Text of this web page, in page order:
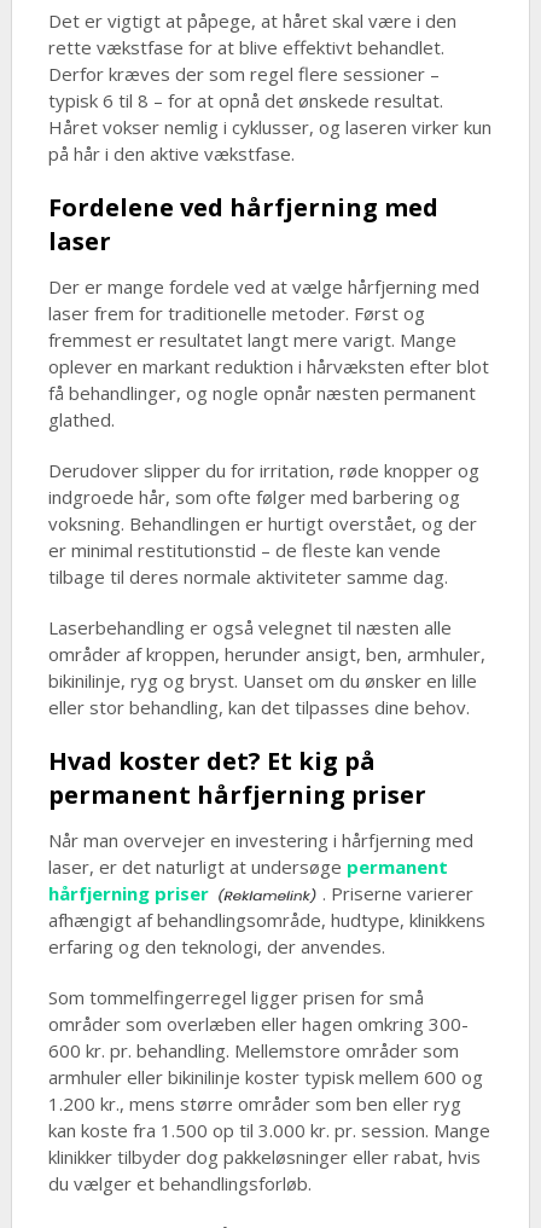
Det er vigtigt at påpege, at håret skal være i den
rette vækstfase for at blive effektivt behandlet.
Derfor kræves der som regel flere sessioner –
typisk 6 til 8 – for at opnå det ønskede resultat.
Håret vokser nemlig i cyklusser, og laseren virker kun
på hår i den aktive vækstfase.
Fordelene ved hårfjerning med
laser
Der er mange fordele ved at vælge hårfjerning med
laser frem for traditionelle metoder. Først og
fremmest er resultatet langt mere varigt. Mange
oplever en markant reduktion i hårvæksten efter blot
få behandlinger, og nogle opnår næsten permanent
glathed.
Derudover slipper du for irritation, røde knopper og
indgroede hår, som ofte følger med barbering og
voksning. Behandlingen er hurtigt overstået, og der
er minimal restitutionstid – de fleste kan vende
tilbage til deres normale aktiviteter samme dag.
Laserbehandling er også velegnet til næsten alle
områder af kroppen, herunder ansigt, ben, armhuler,
bikinilinje, ryg og bryst. Uanset om du ønsker en lille
eller stor behandling, kan det tilpasses dine behov.
Hvad koster det? Et kig på
permanent hårfjerning priser
Når man overvejer en investering i hårfjerning med
laser, er det naturligt at undersøge permanent
hårfjerning priser
. Priserne varierer
afhængigt af behandlingsområde, hudtype, klinikkens
erfaring og den teknologi, der anvendes.
Som tommelfingerregel ligger prisen for små
områder som overlæben eller hagen omkring 300-
600 kr. pr. behandling. Mellemstore områder som
armhuler eller bikinilinje koster typisk mellem 600 og
1.200 kr., mens større områder som ben eller ryg
kan koste fra 1.500 op til 3.000 kr. pr. session. Mange
klinikker tilbyder dog pakkeløsninger eller rabat, hvis
du vælger et behandlingsforløb.